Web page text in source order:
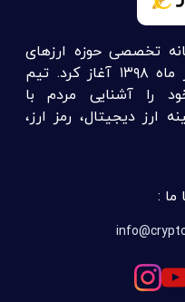
تخصصی حوزه ارزهای
دیجیتال، فعالیت خود را از تیر ماه ۱۳۹۸ آغاز کرد. تیم
را آشنایی مردم با
ارز دیجیتال، رمز ارز،
ما :